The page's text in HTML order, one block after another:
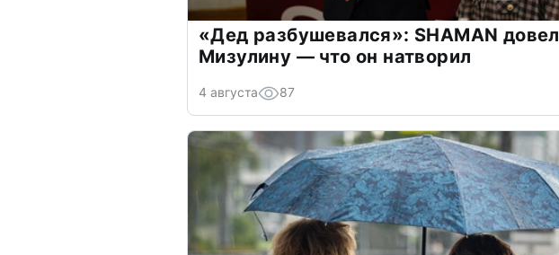
«Дед разбушевался»: SHAMAN довел
Мизулину — что он натворил
4 августа 87